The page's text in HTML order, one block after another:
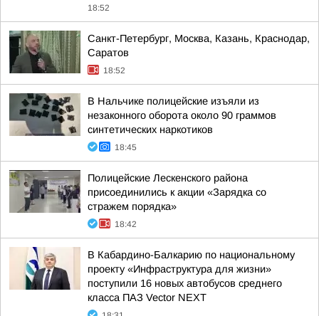
18:52
Санкт-Петербург, Москва, Казань, Краснодар,
Саратов
18:52
В Нальчике полицейские изъяли из
незаконного оборота около 90 граммов
синтетических наркотиков
18:45
Полицейские Лескенского района
присоединились к акции «Зарядка со
стражем порядка»
18:42
В Кабардино-Балкарию по национальному
проекту «Инфраструктура для жизни»
поступили 16 новых автобусов среднего
класса ПАЗ Vector NEXT